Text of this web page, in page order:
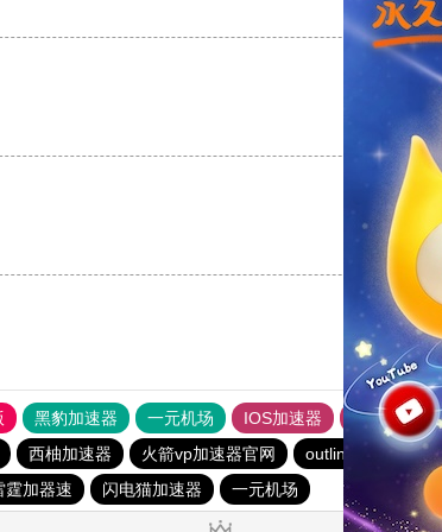
黑豹加速器 一元机场 IOS加速器 旋风加速度
西柚加速器 火箭vp加速器官网 outline
暴雪vp
霆加器速 闪电猫加速器 一元机场